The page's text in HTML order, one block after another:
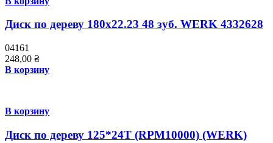
Диск по дереву 180х22.23 48 зуб. WERK 4332628
04161
248,00 ₴
В корзину
В корзину
Диск по дереву 125*24T (RPM10000) (WERK)